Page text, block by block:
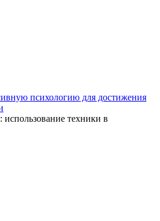
психологию для достижения
использование техники в